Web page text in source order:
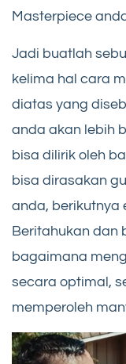
Masterpiece
Jadi buatlah
kelima hal cara
diatas yang
anda akan lebih
bisa dilirik oleh
bisa dirasakan
anda, berikutnya
Beritahukan dan
bagaimana
secara optimal,
memperoleh